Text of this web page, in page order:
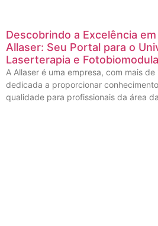
Descobrindo a Excelência
Allaser: Seu Portal para o
Laserterapia e
A Allaser é uma empresa, com mais
dedicada a proporcionar
qualidade para profissionais da área da